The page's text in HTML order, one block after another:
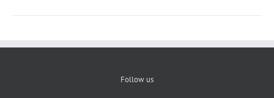
Follow us